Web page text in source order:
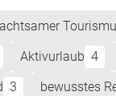
achtsamer
Aktivurlaub 4
3 bewusstes